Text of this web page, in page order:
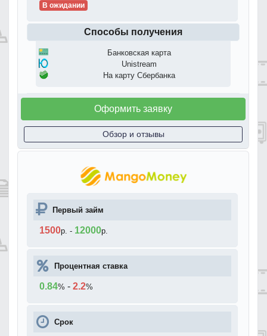
В ожидании
Способы получения
Банковская карта
Unistream
На карту Сбербанка
Оформить заявку
Обзор и отзывы
Первый займ
1500р. - 12000р.
Процентная ставка
0.84% - 2.2%
Срок